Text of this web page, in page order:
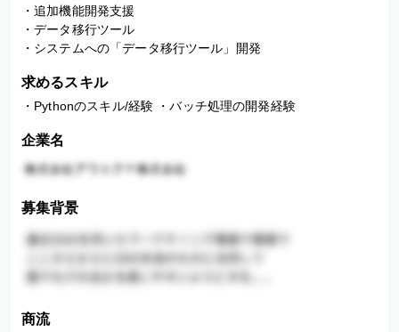
・追加機能開発支援
・データ移行ツール
・システムへの「データ移行ツール」開発
求めるスキル
・Pythonのスキル/経験 ・バッチ処理の開発経験
企業名
募集背景
商流